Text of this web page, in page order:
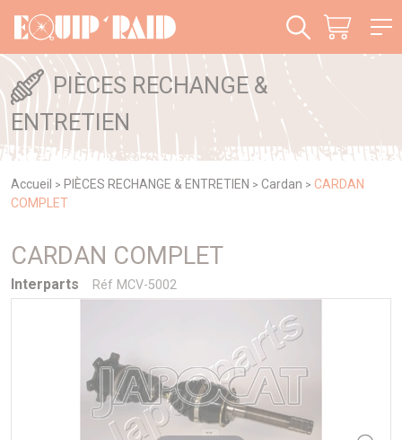
PIÈCES RECHANGE &
ENTRETIEN
Accueil > PIÈCES RECHANGE & ENTRETIEN > Cardan > CARDAN
COMPLET
CARDAN COMPLET
Interparts Réf MCV-5002
Panneau de gestion des cookies